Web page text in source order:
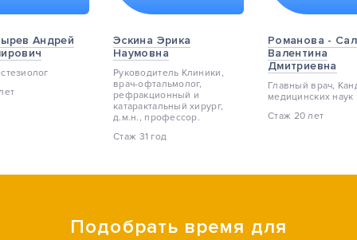
Андрей
Эскина Эрика
Наумовна
Руководитель Клиники,
врач-офтальмолог,
pефракционный и
катарактальный хирург,
д.м.н., профессор.
Стаж 31 год
Романова -
Валентина
Дмитриевна
Главный врач,
медицинских наук
Стаж 20 лет
Подобрать время для